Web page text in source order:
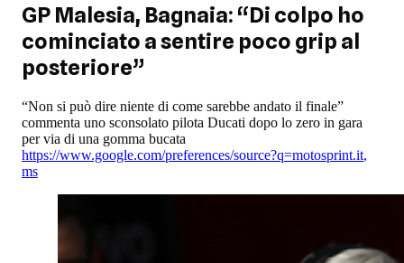
GP Malesia, Bagnaia: “Di colpo ho
cominciato a sentire poco grip al
posteriore”
“Non si può dire niente di come sarebbe andato il finale”
commenta uno sconsolato pilota Ducati dopo lo zero in gara
per via di una gomma bucata
https://www.google.com/preferences/source?q=motosprint.it,
ms